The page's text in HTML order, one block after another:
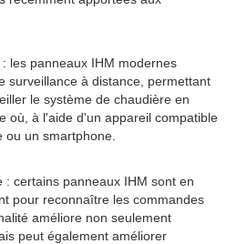
les panneaux IHM modernes
surveillance à distance, permettant
le système de chaudière en
où, à l'aide d'un appareil compatible
un smartphone.
: certains panneaux IHM sont en
pour reconnaître les commandes
améliore non seulement
peut également améliorer